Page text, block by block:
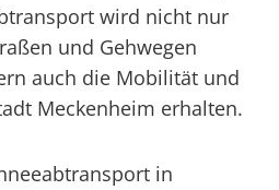
wird nicht nur
und Gehwegen
auch die Mobilität und
Meckenheim erhalten.
in